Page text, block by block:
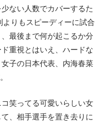
ない人数でカバーするた
りもスピーディーに試合
最後まで何が起こるか分
重視とはいえ、ハードな
子の日本代表、内海春菜
笑ってる可愛いらしい女
、相手選手を置き去りに